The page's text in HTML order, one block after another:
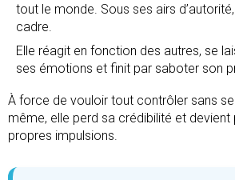
tout le monde. Sous ses airs d’autorité,
cadre.
Elle réagit en fonction des autres, se
ses émotions et finit par saboter son
À force de vouloir tout contrôler sans
même, elle perd sa crédibilité et devient
propres impulsions.